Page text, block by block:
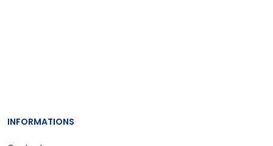
INFORMATIONS